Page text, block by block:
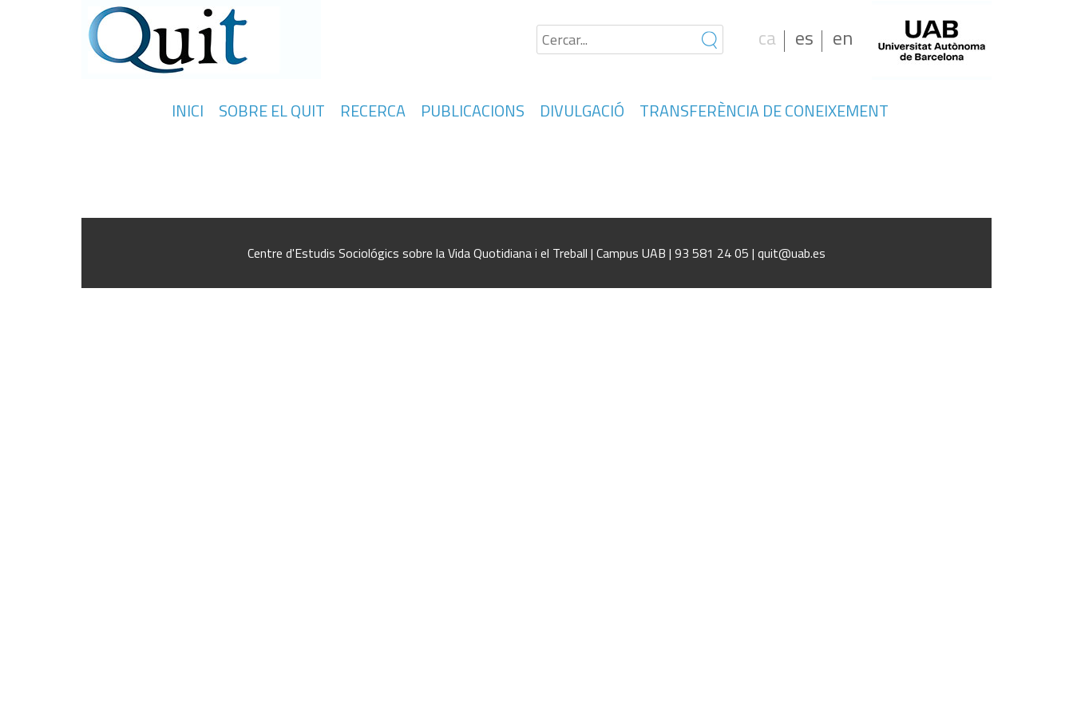
INICI SOBRE EL QUIT RECERCA PUBLICACIONS DIVULGACIÓ TRANSFERÈNCIA DE CONEIXEMENT
ca es en
Centre d'Estudis Sociológics sobre la Vida Quotidiana i el Treball | Campus UAB | 93 581 24 05 | quit@uab.es